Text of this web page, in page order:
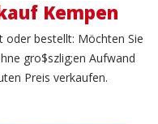
Kempen
oder bestellt: Möchten Sie
gro$szlig;en Aufwand
Preis verkaufen.